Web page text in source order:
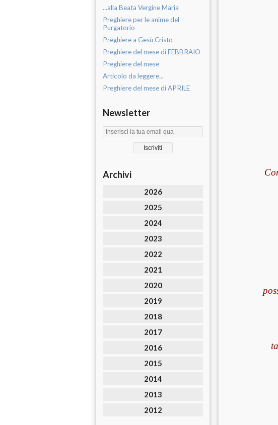
...alla Beata Vergine Maria
Preghiere per le anime del
Purgatorio
Preghiere a Gesù Cristo
Preghiere del mese di FEBBRAIO
Preghiere del mese
Articolo da leggere...
Preghiere del mese di APRILE
Newsletter
Archivi
2026
2025
2024
2023
2022
2021
2020
2019
2018
2017
2016
2015
2014
2013
2012